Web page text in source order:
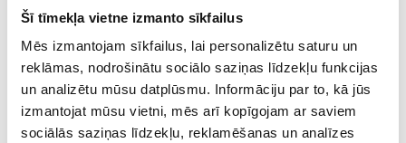
Šī tīmekļa vietne izmanto sīkfailus
Mēs izmantojam sīkfailus, lai personalizētu saturu un
reklāmas, nodrošinātu sociālo saziņas līdzekļu funkcijas
un analizētu mūsu datplūsmu. Informāciju par to, kā jūs
izmantojat mūsu vietni, mēs arī kopīgojam ar saviem
sociālās saziņas līdzekļu, reklamēšanas un analīzes